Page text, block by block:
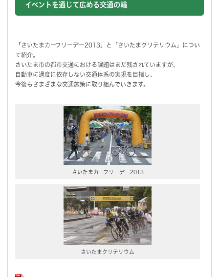
イベントを通じて広める交通の輪
「さいたまカーフリーデー2013」と「さいたまクリテリウム」につい
て紹介。
さいたま市の都市交通における課題はまだ残されていますが、
自動車に過度に依存しない交通体系の実現を目指し、
今後もさまざまな交通施策に取り組んでいきます。
さいたまカーフリーデー2013
さいたまクリテリウム